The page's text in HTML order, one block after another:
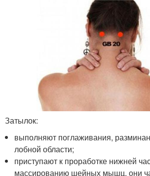
Затылок:
выполняют поглаживания,
лобной области;
приступают к проработке нижней
массированию шейных мышц, они